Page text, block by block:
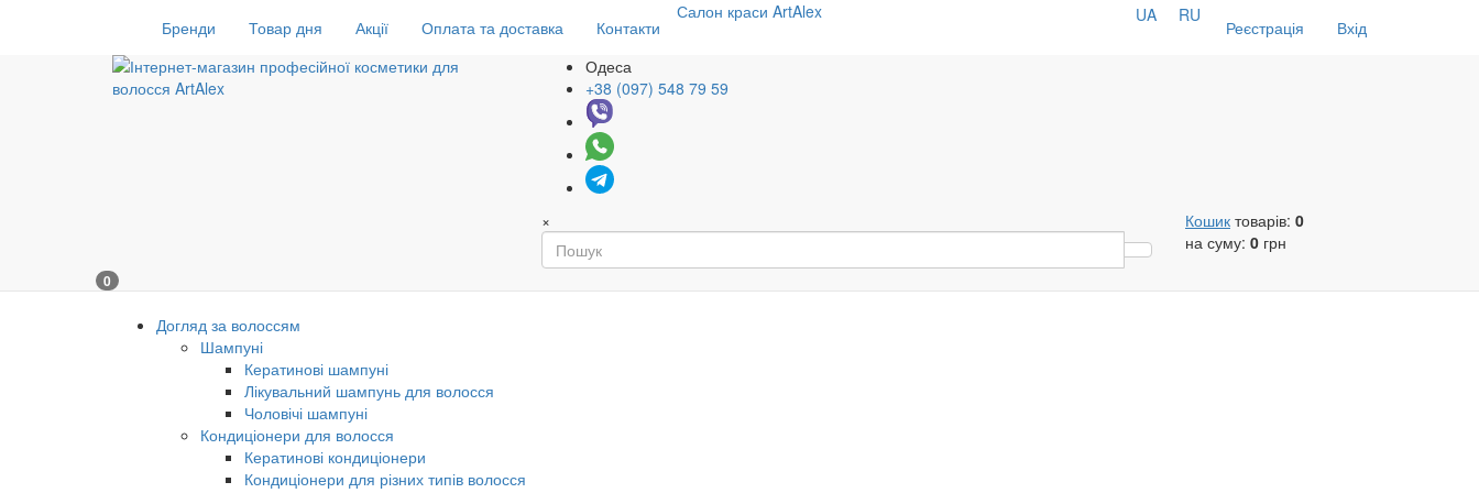
Бренди Товар дня Акції Оплата та доставка Контакти
Салон краси ArtAlex
Реєстрація Вхід
UA RU
Одеса
+38 (097) 548 79 59
× Кошик товарів: 0
на суму: 0 грн
0
Догляд за волоссям
Шампуні
Кератинові шампуні
Лікувальний шампунь для волосся
Чоловічі шампуні
Кондиціонери для волосся
Кератинові кондиціонери
Кондиціонери для різних типів волосся